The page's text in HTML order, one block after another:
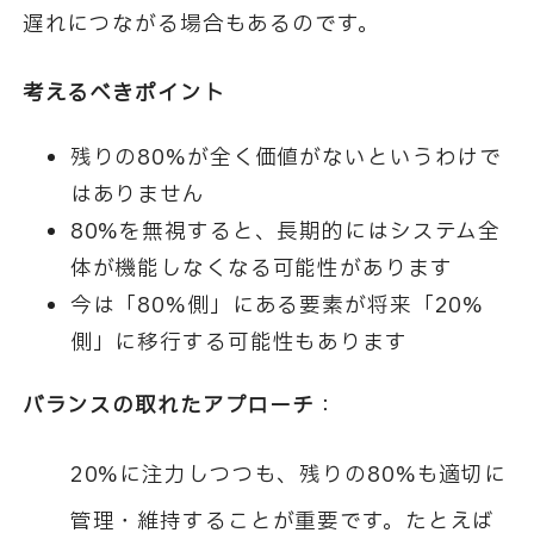
遅れにつながる場合もあるのです。
考えるべきポイント
残りの80%が全く価値がないというわけで
はありません
80%を無視すると、長期的にはシステム全
体が機能しなくなる可能性があります
今は「80%側」にある要素が将来「20%
側」に移行する可能性もあります
バランスの取れたアプローチ ：
20%に注力しつつも、残りの80%も適切に
管理・維持することが重要です。たとえば